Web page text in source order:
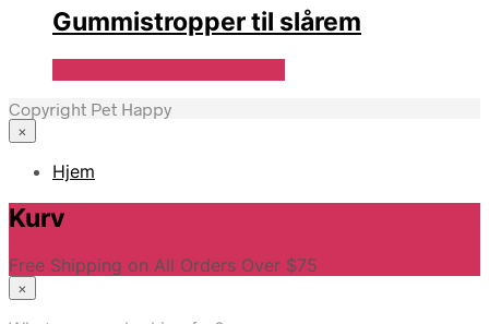
Gummistropper til slårem
Copyright Pet Happy
×
Hjem
Kurv
Free Shipping on All Orders Over $75
×